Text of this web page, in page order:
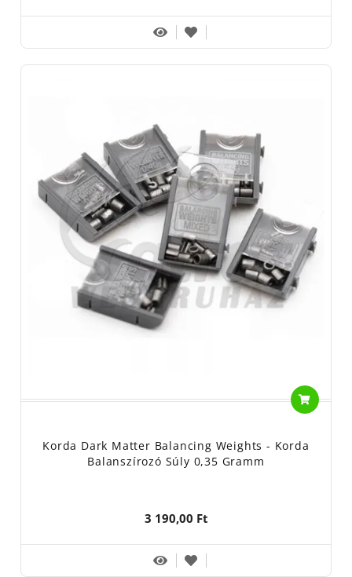
Korda Dark Matter Balancing Weights - Korda
Balanszírozó Súly 0,35 Gramm
3 190,00 Ft